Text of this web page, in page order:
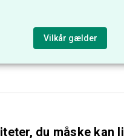
Vilkår gælder
du måske kan